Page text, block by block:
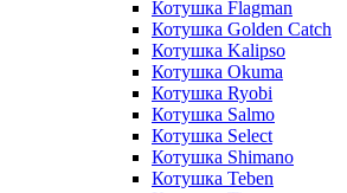
Котушка Flagman
Котушка Golden Catch
Котушка Kalipso
Котушка Okuma
Котушка Ryobi
Котушка Salmo
Котушка Select
Котушка Shimano
Котушка Teben